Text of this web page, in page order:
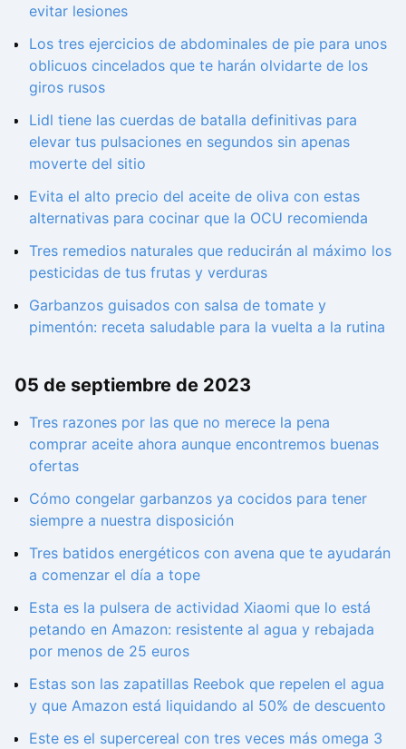
evitar lesiones
Los tres ejercicios de abdominales de pie para unos
oblicuos cincelados que te harán olvidarte de los
giros rusos
Lidl tiene las cuerdas de batalla definitivas para
elevar tus pulsaciones en segundos sin apenas
moverte del sitio
Evita el alto precio del aceite de oliva con estas
alternativas para cocinar que la OCU recomienda
Tres remedios naturales que reducirán al máximo los
pesticidas de tus frutas y verduras
Garbanzos guisados con salsa de tomate y
pimentón: receta saludable para la vuelta a la rutina
05 de septiembre de 2023
Tres razones por las que no merece la pena
comprar aceite ahora aunque encontremos buenas
ofertas
Cómo congelar garbanzos ya cocidos para tener
siempre a nuestra disposición
Tres batidos energéticos con avena que te ayudarán
a comenzar el día a tope
Esta es la pulsera de actividad Xiaomi que lo está
petando en Amazon: resistente al agua y rebajada
por menos de 25 euros
Estas son las zapatillas Reebok que repelen el agua
y que Amazon está liquidando al 50% de descuento
Este es el supercereal con tres veces más omega 3